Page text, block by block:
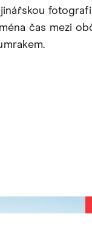
čas mezi